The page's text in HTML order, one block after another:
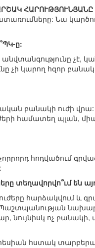
ՀԱՐՈՒԹՅՈՒՆՅԱՆԸ
Նա
ը:
չէ,
չի կարող հզոր
բանակի ուժի
համատեղ պլան,
հոդվածում
տեղավորվո՞ւմ են
հարձակվում և
Պաշտպանության
նույնիսկ ոչ բանակի,
հստակ